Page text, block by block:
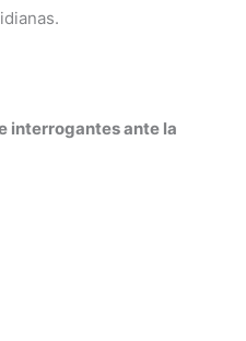
interrogantes ante la